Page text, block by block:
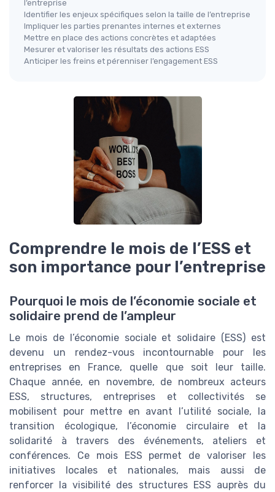
l’entreprise
Identifier les enjeux spécifiques selon la taille de l’entreprise
Impliquer les parties prenantes internes et externes
Mettre en place des actions concrètes et adaptées
Mesurer et valoriser les résultats des actions ESS
Anticiper les freins et pérenniser l’engagement ESS
Comprendre le mois de l’ESS et
son importance pour l’entreprise
Pourquoi le mois de l’économie sociale et
solidaire prend de l’ampleur
Le mois de l’économie sociale et solidaire (ESS) est
devenu un rendez-vous incontournable pour les
entreprises en France, quelle que soit leur taille.
Chaque année, en novembre, de nombreux acteurs
ESS, structures, entreprises et collectivités se
mobilisent pour mettre en avant l’utilité sociale, la
transition écologique, l’économie circulaire et la
solidarité à travers des événements, ateliers et
conférences. Ce mois ESS permet de valoriser les
initiatives locales et nationales, mais aussi de
renforcer la visibilité des structures ESS auprès du